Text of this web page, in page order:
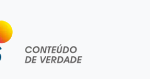
durante roubo de carro e
em pátio